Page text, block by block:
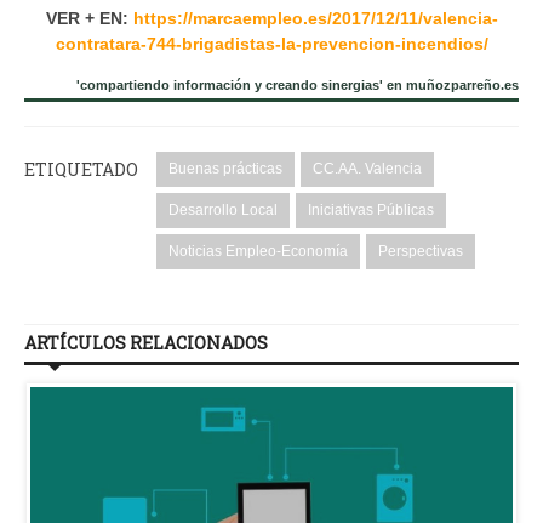
VER + EN: https://marcaempleo.es/2017/12/11/valencia-
contratara-744-brigadistas-la-prevencion-incendios/
'compartiendo información y creando sinergias' en muñozparreño.es
ETIQUETADO Buenas prácticas CC.AA. Valencia
Desarrollo Local Iniciativas Públicas
Noticias Empleo-Economía Perspectivas
ARTÍCULOS RELACIONADOS